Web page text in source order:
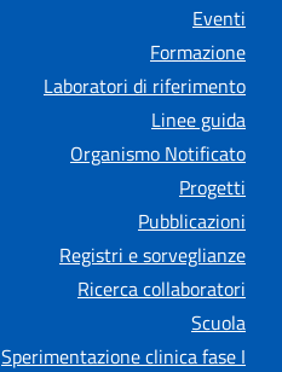
Eventi
Formazione
Laboratori di riferimento
Linee guida
Organismo Notificato
Progetti
Pubblicazioni
Registri e sorveglianze
Ricerca collaboratori
Scuola
Sperimentazione clinica fase I